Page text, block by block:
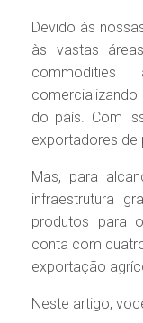
Devido às
às vastas
do país. Com
exportadores de
Mas, para
infraestrutura
produtos para
conta com
exportação
Neste artigo,